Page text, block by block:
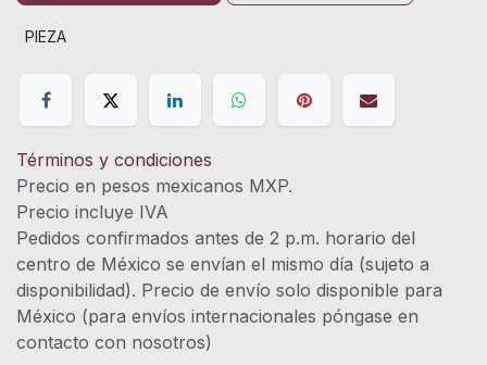
PIEZA
Términos y condiciones
Precio en pesos mexicanos MXP.
Precio incluye IVA
Pedidos confirmados antes de 2 p.m. horario del
centro de México se envían el mismo día (sujeto a
disponibilidad). Precio de envío solo disponible para
México (para envíos internacionales póngase en
contacto con nosotros)